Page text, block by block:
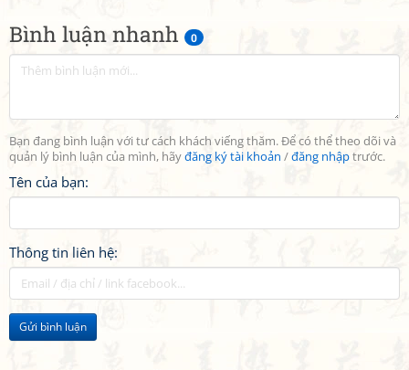
Bình luận nhanh 0
Bạn đang bình luận với tư cách khách viếng thăm. Để có thể theo dõi và
quản lý bình luận của mình, hãyđăng ký tài khoản /đăng nhậptrước.
Tên của bạn:
Thông tin liên hệ:
Gửi bình luận